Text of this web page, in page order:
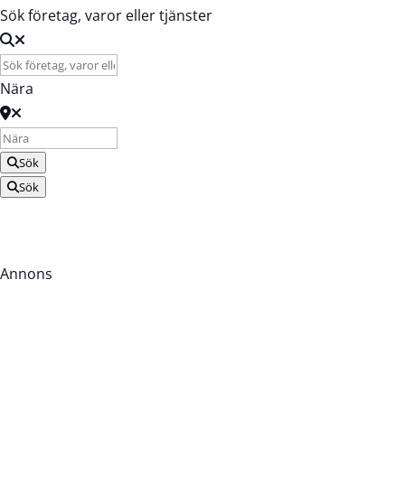
Sök företag, varor eller tjänster
Nära
Sök
Sök
Annons